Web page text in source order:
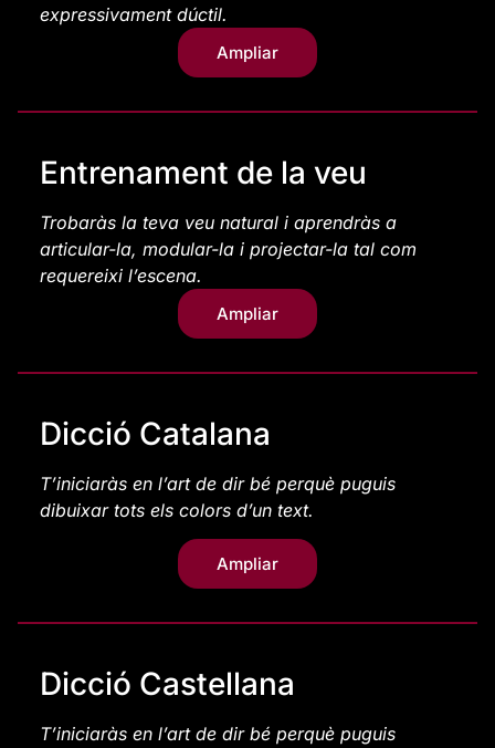
expressivament dúctil.
Ampliar
Entrenament de la veu
Trobaràs la teva veu natural i aprendràs a
articular-la, modular-la i projectar-la tal com
requereixi l’escena.
Ampliar
Dicció Catalana
T’iniciaràs en l’art de dir bé perquè puguis
dibuixar tots els colors d’un text.
Ampliar
Dicció Castellana
T’iniciaràs en l’art de dir bé perquè puguis